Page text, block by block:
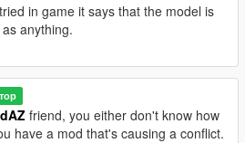
in game it says that the model is
anything.
friend, you either don't know how
have a mod that's causing a conflict.